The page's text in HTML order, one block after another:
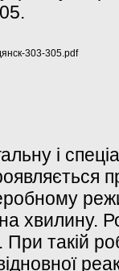
303-305.pdf
і
хвилину.
При такій